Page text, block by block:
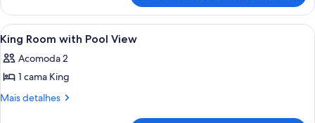
Bdrm
Ste
/
Pool
View
700
King
Bdrm
Ste
Pool
View
700
Carrega
todas
as
fotos
de
Área de piscina no terraço com
1
King Room with Pool View
Acomoda 2
1 cama King
Mais detalhes
Mais